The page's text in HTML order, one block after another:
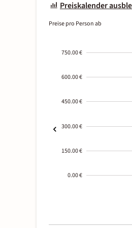
Preiskalender
Preise pro Person ab
750.00 €
600.00 €
450.00 €
300.00 €
150.00 €
0.00 €
01-02